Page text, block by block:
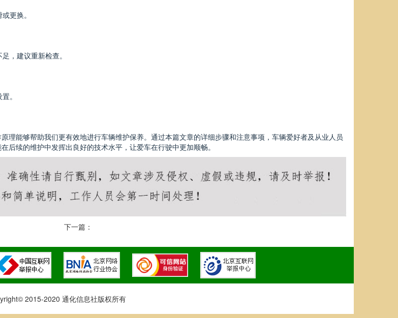
更换。
，建议重新检查。
。
理能够帮助我们更有效地进行车辆维护保养。通过本篇文章的详细步骤和注意事项，车辆爱好者及从业人员
续的维护中发挥出良好的技术水平，让爱车在行驶中更加顺畅。
下一篇：
2015-2020 通化信息社版权所有